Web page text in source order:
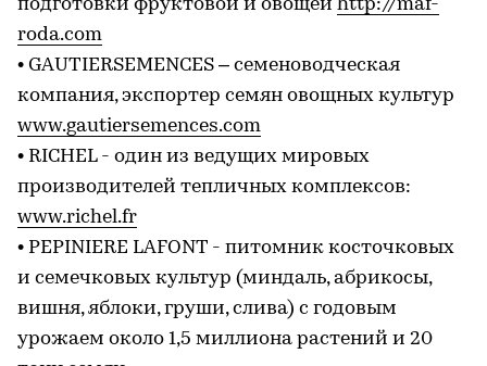
подготовки фруктовой и овощей http://maf-
roda.com
• GAUTIERSEMENCES – семеноводческая
компания, экспортер семян овощных культур
www.gautiersemences.com
• RICHEL - один из ведущих мировых
производителей тепличных комплексов:
www.richel.fr
• PEPINIERE LAFONT - питомник косточковых
и семечковых культур (миндаль, абрикосы,
вишня, яблоки, груши, слива) с годовым
урожаем около 1,5 миллиона растений и 20